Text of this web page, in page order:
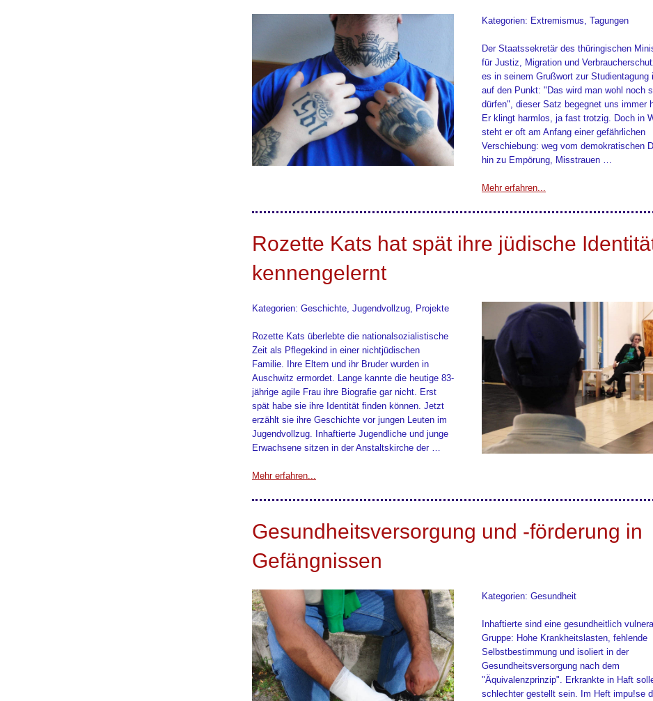
Kategorien: Extremismus, Tagungen
Der Staatssekretär des thüringischen
für Justiz, Migration und
es in seinem Grußwort zur Studientagung
auf den Punkt: "Das wird man wohl noch
dürfen", dieser Satz begegnet uns immer
Er klingt harmlos, ja fast trotzig. Doch in
steht er oft am Anfang einer gefährlichen
Verschiebung: weg vom demokratischen
hin zu Empörung, Misstrauen …
Mehr erfahren...
Rozette Kats hat spät ihre jüdische
kennengelernt
Kategorien: Geschichte, Jugendvollzug, Projekte
Rozette Kats überlebte die nationalsozialistische
Zeit als Pflegekind in einer nichtjüdischen
Familie. Ihre Eltern und ihr Bruder wurden in
Auschwitz ermordet. Lange kannte die heutige 83-
jährige agile Frau ihre Biografie gar nicht. Erst
spät habe sie ihre Identität finden können. Jetzt
erzählt sie ihre Geschichte vor jungen Leuten im
Jugendvollzug. Inhaftierte Jugendliche und junge
Erwachsene sitzen in der Anstaltskirche der …
Mehr erfahren...
Gesundheitsversorgung und -förderung in
Gefängnissen
Kategorien: Gesundheit
Inhaftierte sind eine gesundheitlich
Gruppe: Hohe Krankheitslasten, fehlende
Selbstbestimmung und isoliert in der
Gesundheitsversorgung nach dem
"Äquivalenzprinzip". Erkrankte in Haft
schlechter gestellt sein. Im Heft impu!se